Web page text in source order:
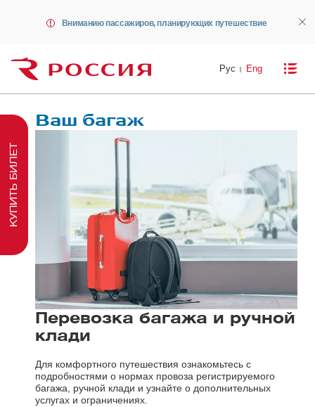
Вниманию пассажиров, планирующих путешествие
Рус Eng
Ваш багаж
Перевозка багажа и ручной
клади
Для комфортного путешествия ознакомьтесь с
подробностями о нормах провоза регистрируемого
багажа, ручной клади и узнайте о дополнительных
услугах и ограничениях.
КУПИТЬ БИЛЕТ